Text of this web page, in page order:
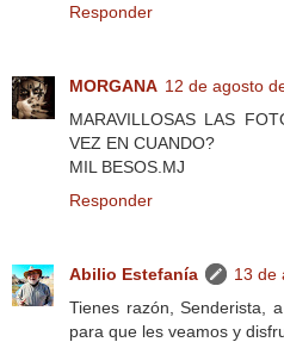
Responder
MORGANA 12 de agosto
MARAVILLOSAS LAS
VEZ EN CUANDO?
MIL BESOS.MJ
Responder
Abilio Estefanía
13 de
Tienes razón, Senderista,
para que les veamos y